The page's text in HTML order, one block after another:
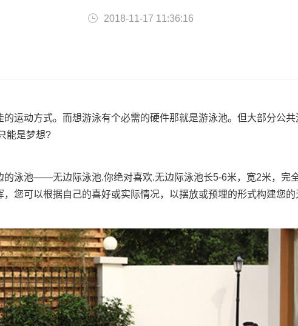
2018-11-17 11:36:16
动方式。而想游泳有个必需的硬件那就是游泳池。但大部分公
能是梦想?
的泳池——无边际泳池.你绝对喜欢.无边际泳池长5-6米，宽2米，完
您可以根据自己的喜好或实际情况，以摆放或预埋的形式构建您